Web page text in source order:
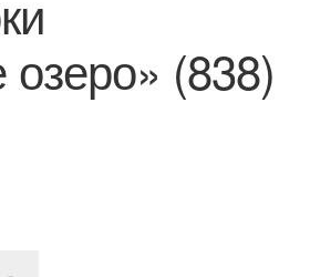
озеро» (838)